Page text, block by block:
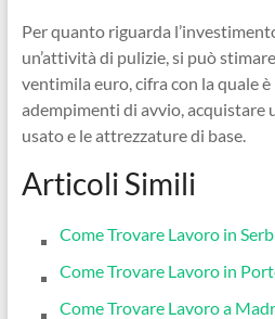
Per quanto riguarda
un’attività di pulizie, si può
ventimila euro, cifra con la quale
adempimenti di avvio, acquistare
usato e le attrezzature di base.
Articoli Simili
Come Trovare Lavoro in
Come Trovare Lavoro in
Come Trovare Lavoro a